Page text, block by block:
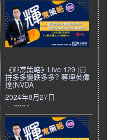
《輝常策略》Live 129 |買
拼多多變跌多多? 等埋英偉
達(NVDA
2024年8月27日
2894